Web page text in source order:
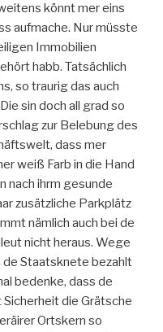
könnt mer eins
aufmache. Nur müsste
Immobilien
habb. Tatsächlich
so traurig das auch
sin doch all grad so
zur Belebung des
dass mer
weiß Farb in die Hand
nach ihrm gesunde
zusätzliche Parkplätz
nämlich auch bei de
nicht heraus. Wege
de Staatsknete bezahlt
bedenke, dass de
Sicherheit die Grätsche
Ortskern so